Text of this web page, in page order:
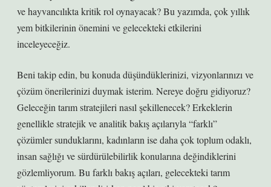
ve hayvancılıkta kritik rol oynayacak? Bu yazımda, çok yıllık
yem bitkilerinin önemini ve gelecekteki etkilerini
inceleyeceğiz.
Beni takip edin, bu konuda düşündüklerinizi, vizyonlarınızı ve
çözüm önerilerinizi duymak isterim. Nereye doğru gidiyoruz?
Geleceğin tarım stratejileri nasıl şekillenecek? Erkeklerin
genellikle stratejik ve analitik bakış açılarıyla “farklı”
çözümler sunduklarını, kadınların ise daha çok toplum odaklı,
insan sağlığı ve sürdürülebilirlik konularına değindiklerini
gözlemliyorum. Bu farklı bakış açıları, gelecekteki tarım